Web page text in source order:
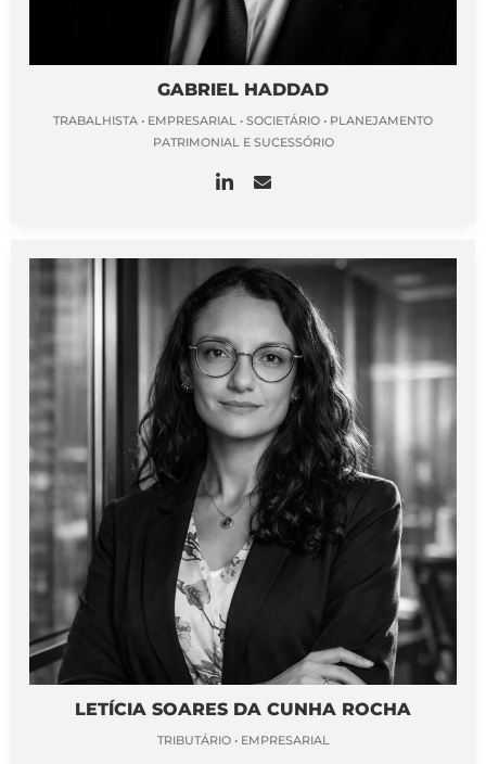
GABRIEL HADDAD
TRABALHISTA • EMPRESARIAL • SOCIETÁRIO • PLANEJAMENTO
PATRIMONIAL E SUCESSÓRIO
LETÍCIA SOARES DA CUNHA ROCHA
TRIBUTÁRIO • EMPRESARIAL